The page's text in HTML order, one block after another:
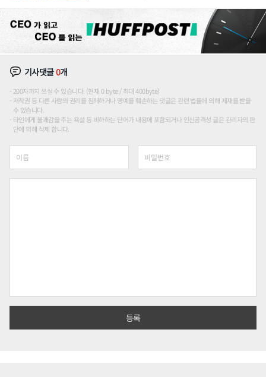
기사댓글0개
200자까지 쓰실 수 있습니다. (현재 0 byte / 최대 400byte)
저작권 등 다른 사람의 권리를 침해하거나 명예를 훼손하는 댓글은 관련 법률에 의해 제재를 받을
수 있습니다.
타인에게 불쾌감을 주는 욕설 등 비하하는 단어가 내용에 포함되거나 인신공격성 글은 관리자의 판
단에 의해 삭제 합니다.